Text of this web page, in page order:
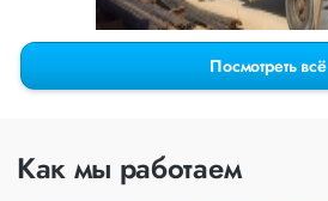
Посмотреть всё
Как мы работаем